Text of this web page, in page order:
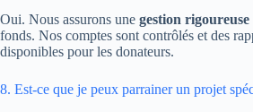
Oui. Nous assurons une gestion
fonds. Nos comptes sont contrôlés et des
disponibles pour les donateurs.
8. Est-ce que je peux parrainer un projet